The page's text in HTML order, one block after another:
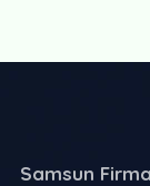
Samsun